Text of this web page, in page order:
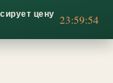
цену 23:59:51